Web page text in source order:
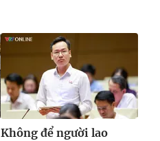
Không để người lao